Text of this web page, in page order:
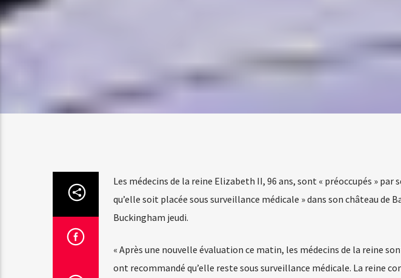
Les médecins de la reine Elizabeth II, 96 ans, sont « préoccupés »
qu’elle soit placée sous surveillance médicale » dans son château de
Buckingham jeudi.
« Après une nouvelle évaluation ce matin, les médecins de la reine
ont recommandé qu’elle reste sous surveillance médicale. La reine